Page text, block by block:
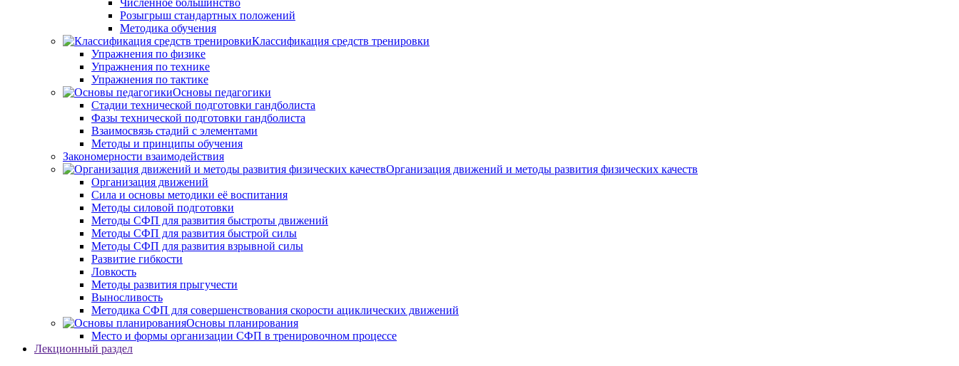
Численное большинство
Розыгрыш стандартных положений
Методика обучения
Классификация средств тренировки
Упражнения по физике
Упражнения по технике
Упражнения по тактике
Основы педагогики
Стадии технической подготовки гандболиста
Фазы технической подготовки гандболиста
Взаимосвязь стадий с элементами
Методы и принципы обучения
Закономерности взаимодействия
Организация движений и методы развития физических качеств
Организация движений
Сила и основы методики её воспитания
Методы силовой подготовки
Методы СФП для развития быстроты движений
Методы СФП для развития быстрой силы
Методы СФП для развития взрывной силы
Развитие гибкости
Ловкость
Методы развития прыгучести
Выносливость
Методика СФП для совершенствования скорости ациклических движений
Основы планирования
Место и формы организации СФП в тренировочном процессе
Лекционный раздел